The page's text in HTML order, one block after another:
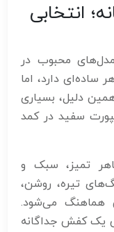
انتخابی
محبوب در
دارد، اما
دلیل، بسیاری
سفید در کمد
تمیز، سبک و
تیره، روشن،
هماهنگ می‌شود.
یک کفش جداگانه